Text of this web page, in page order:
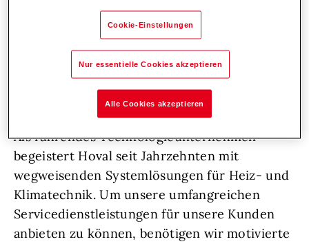
Zur Verstärkung unseres Service-Teams in der
Region Winterthur / Frauenfeld /
Schaffhausen suchen wir DICH!
Als führendes Technologieunternehmen
begeistert Hoval seit Jahrzehnten mit
wegweisenden Systemlösungen für Heiz- und
Klimatechnik. Um unsere umfangreichen
Servicedienstleistungen für unsere Kunden
anbieten zu können, benötigen wir motivierte
Cookie-Einstellungen
Nur essentielle Cookies akzeptieren
Alle Cookies akzeptieren